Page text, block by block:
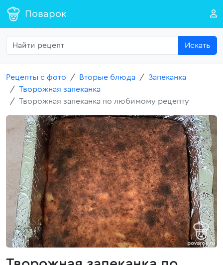
Поварок
Искать
Рецепты с фото Вторые блюда
Запеканка
Творожная запеканка
Творожная запеканка по любимому рецепту